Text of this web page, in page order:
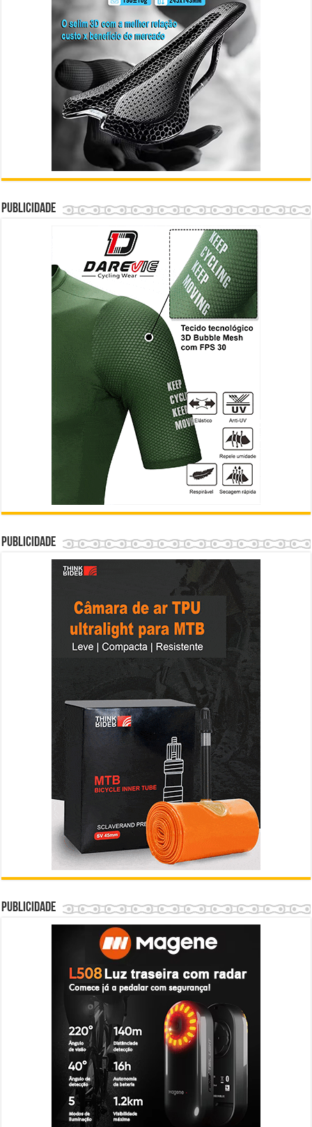
Publicidade
Publicidade
Publicidade